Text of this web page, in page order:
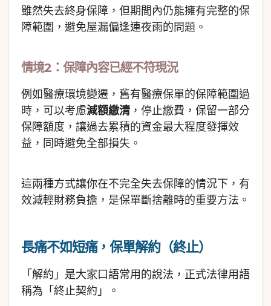
雖然失去終身保障，但期間內仍能擁有完整的保
障範圍，避免屋漏偏逢連夜雨的問題。
情境2：保障內容已經不符現況
例如醫療環境變遷，舊有醫療保單的保障範圍過
時，可以考慮減額繳清 ，停止繳費，保留一部分
保障額度，讓過去累積的資金最大程度發揮效
益，同時避免全部損失。
這兩種方式讓你在不完全失去保障的情況下，有
效減輕財務負擔，是保單斷捨離時的重要方法。
長痛不如短痛，保單解約（終止）
「解約」是大家口語常用的說法，正式法律用語
稱為「終止契約」。